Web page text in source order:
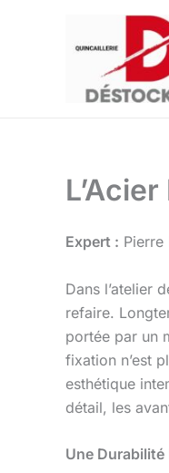
Expert : Pierre
Dans l’atelier
refaire.
portée par un
fixation n’est
esthétique
détail, les
Une Durabilité